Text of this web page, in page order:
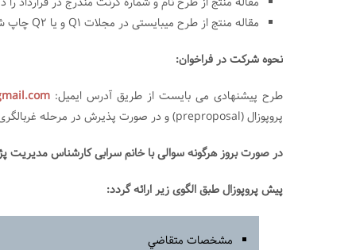
مقاله منتج از طرح میبایستی در مجلات Q1 و یا Q2 چاپ شود.
نحوه شرکت در فراخوان:
طرح پیشنهادی می بایست از طریق آدرس ایمیل:
پروپوزال (preproposal) و در صورت پذیرش در مرحله غربالگری بصورت طرح کامل (full proposal) ارائه شود.
در صورت بروز هرگونه سوالی با خانم سرابی کارشناس مدیریت پژوهشی
پیش پروپوزال طبق الگوی زیر ارائه گردد:
مشخصات متقاضي